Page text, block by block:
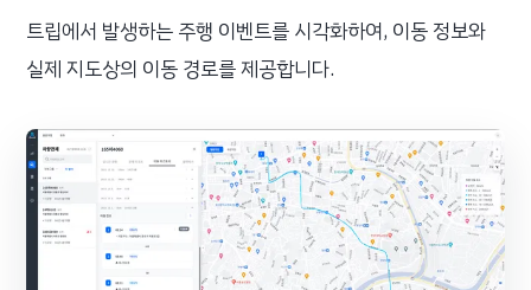
트립에서 발생하는 주행 이벤트를 시각화하여, 이동 정보와
실제 지도상의 이동 경로를 제공합니다.